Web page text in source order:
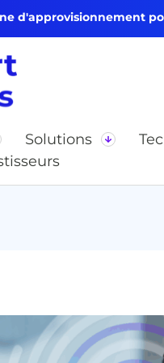
d'approvisionnement
Solutions